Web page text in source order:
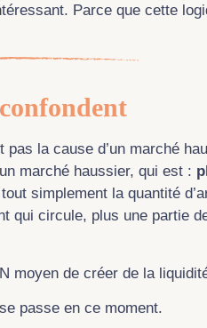
Parce que cette
pas la cause d’un marché
marché haussier, qui est :
simplement la quantité
qui circule, plus une partie
moyen de créer de la
passe en ce moment.